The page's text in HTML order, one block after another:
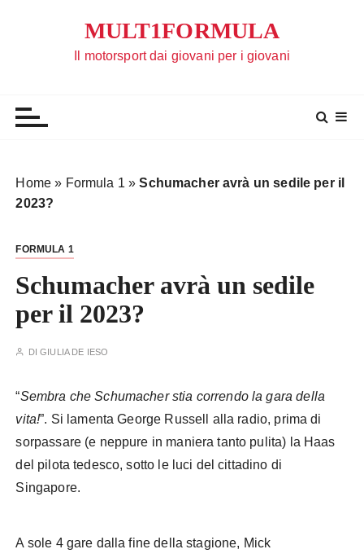
MULT1FORMULA
Il motorsport dai giovani per i giovani
Home » Formula 1 »Schumacher avrà un sedile per il
2023?
FORMULA 1
Schumacher avrà un sedile
per il 2023?
DIGIULIA DE IESO
“Sembra che Schumacher stia correndo la gara della
vita!”. Si lamenta George Russell alla radio, prima di
sorpassare (e neppure in maniera tanto pulita) la Haas
del pilota tedesco, sotto le luci del cittadino di
Singapore.
A sole 4 gare dalla fine della stagione, Mick